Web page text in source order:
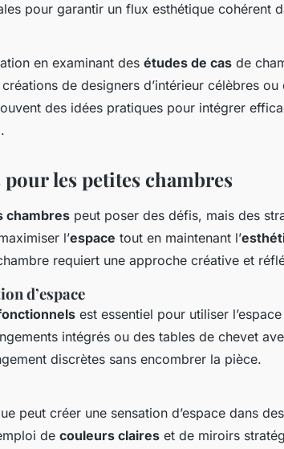
pour garantir un flux esthétique cohérent
en examinant des études de cas de
de designers d’intérieur célèbres
des idées pratiques pour intégrer
les petites chambres
chambres peut poser des défis, mais des
l’espace tout en maintenant l’
requiert une approche créative et
d’espace
est essentiel pour utiliser
intégrés ou des tables de chevet
discrètes sans encombrer la pièce.
peut créer une sensation d’espace dans
de couleurs claires et de miroirs